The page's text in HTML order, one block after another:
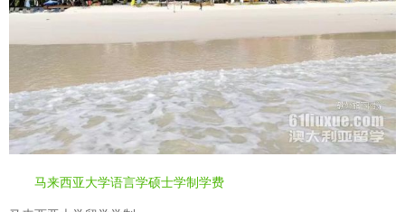
马来西亚大学语言学硕士学制学费